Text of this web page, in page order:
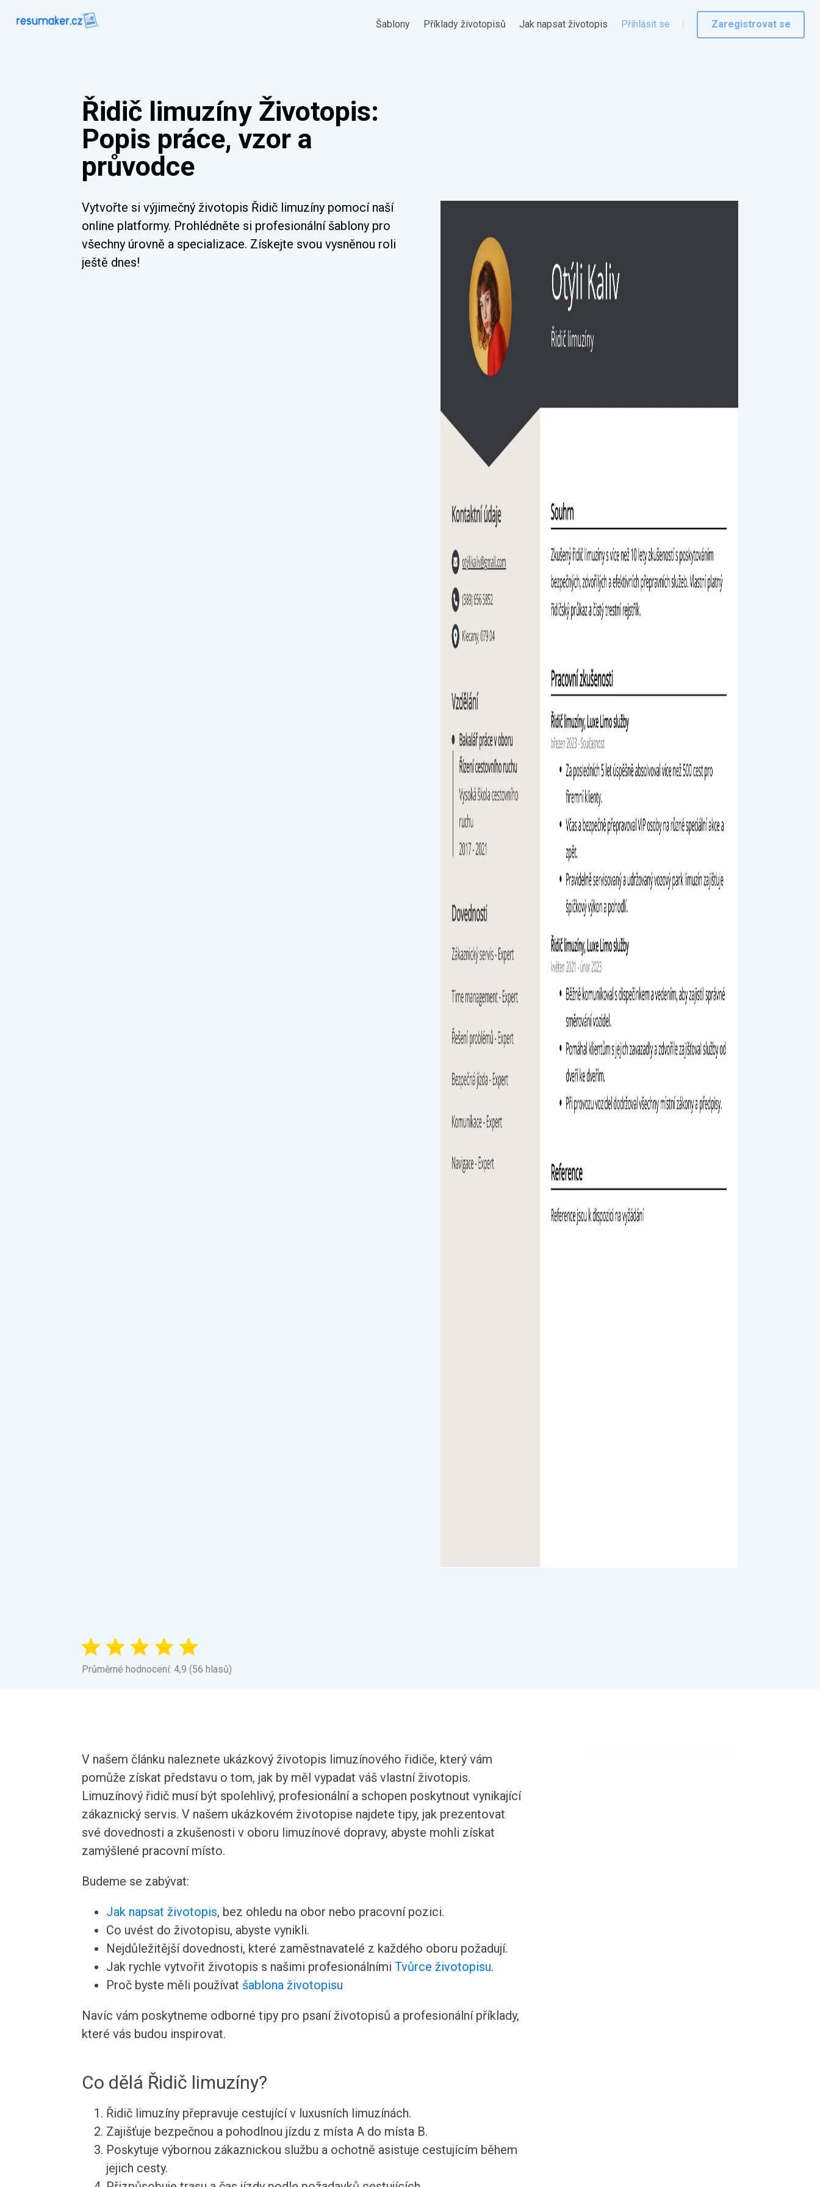
Šablony Příklady životopisů Jak napsat životopis Přihlásit se Zaregistrovat se
Řidič limuzíny Životopis:
Popis práce, vzor a
průvodce
Vytvořte si výjimečný životopis Řidič limuzíny pomocí naší
online platformy. Prohlédněte si profesionální šablony pro
všechny úrovně a specializace. Získejte svou vysněnou roli
ještě dnes!
Průměrné hodnocení: 4,9 (56 hlasů)
V našem článku naleznete ukázkový životopis limuzínového řidiče, který vám
pomůže získat představu o tom, jak by měl vypadat váš vlastní životopis.
Limuzínový řidič musí být spolehlivý, profesionální a schopen poskytnout vynikající
zákaznický servis. V našem ukázkovém životopise najdete tipy, jak prezentovat
své dovednosti a zkušenosti v oboru limuzínové dopravy, abyste mohli získat
zamýšlené pracovní místo.
Budeme se zabývat:
Jak napsat životopis, bez ohledu na obor nebo pracovní pozici.
Co uvést do životopisu, abyste vynikli.
Nejdůležitější dovednosti, které zaměstnavatelé z každého oboru požadují.
Jak rychle vytvořit životopis s našimi profesionálnímiTvůrce životopisu.
Proč byste měli používat šablona životopisu
Navíc vám poskytneme odborné tipy pro psaní životopisů a profesionální příklady,
které vás budou inspirovat.
Co dělá Řidič limuzíny?
Řidič limuzíny přepravuje cestující v luxusních limuzínách.
Zajišťuje bezpečnou a pohodlnou jízdu z místa A do místa B.
Poskytuje výbornou zákaznickou službu a ochotně asistuje cestujícím během
jejich cesty.